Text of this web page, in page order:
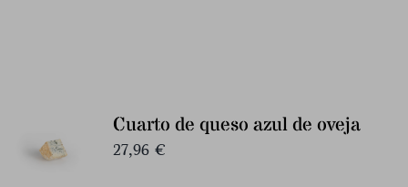
Cuarto de queso azul de oveja
27,96 €